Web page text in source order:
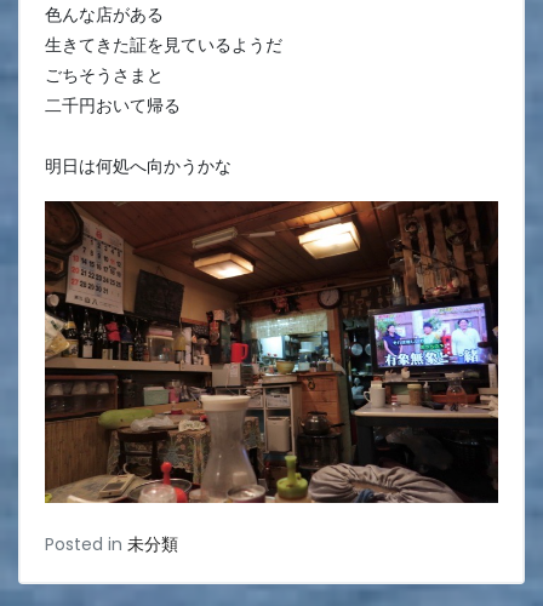
色んな店がある
生きてきた証を見ているようだ
ごちそうさまと
二千円おいて帰る
明日は何処へ向かうかな
Posted in 未分類